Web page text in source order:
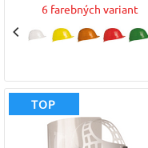
6 farebných variant
TOP